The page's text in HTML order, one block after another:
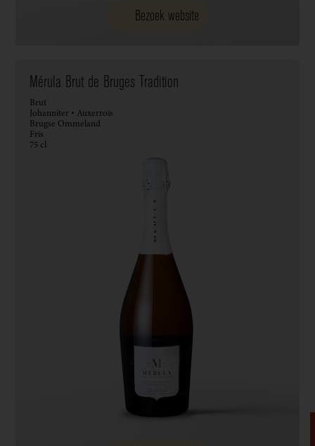
Bezoek website
Mérula Brut de Bruges Tradition
Brut
Johanniter • Auxerrois
Brugse Ommeland
Fris
75 cl